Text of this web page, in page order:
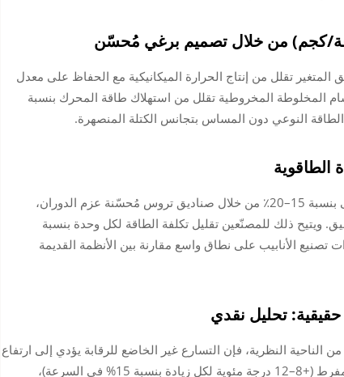
كجم) من خلال تصميم برغي مُحسّن
تقلل من إنتاج الحرارة الميكانيكية مع الحفاظ على معدل
الطاقوية
تُظهر خطوط البثق من الجيل الجديد قدرات إنتاج أعلى بنسبة 15–20٪ من خلال صناديق تروس مُحسّنة عزم الدوران،
ويتيح ذلك للمصنّعين تقليل تكلفة الطاقة لكل وحدة بنسبة
تصنيع الأنابيب على نطاق واسع مقارنة بين الأنظمة القديمة
حقيقية: تحليل نقدي
النظرية، فإن التسارع غير الخاضع للرقابة يؤدي إلى ارتفاع
استهلاك الطاقة النوعي (SEC) بسبب تسخين القص المفرط (+8–12 درجة مئوية لكل زيادة بنسبة 15% في السرعة)،